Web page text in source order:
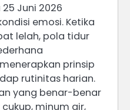
Juni 2026
emosi. Ketika
lelah, pola tidur
prinsip
rutinitas harian.
yang benar-benar
minum air,